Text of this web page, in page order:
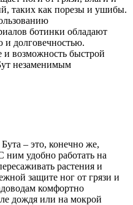
таких как порезы и ушибы.
ботинки обладают
и долговечностью.
и возможность быстрой
незаменимым
– это, конечно же,
ним удобно работать на
растения и
защите ног от грязи и
комфортно
дождя или на мокрой